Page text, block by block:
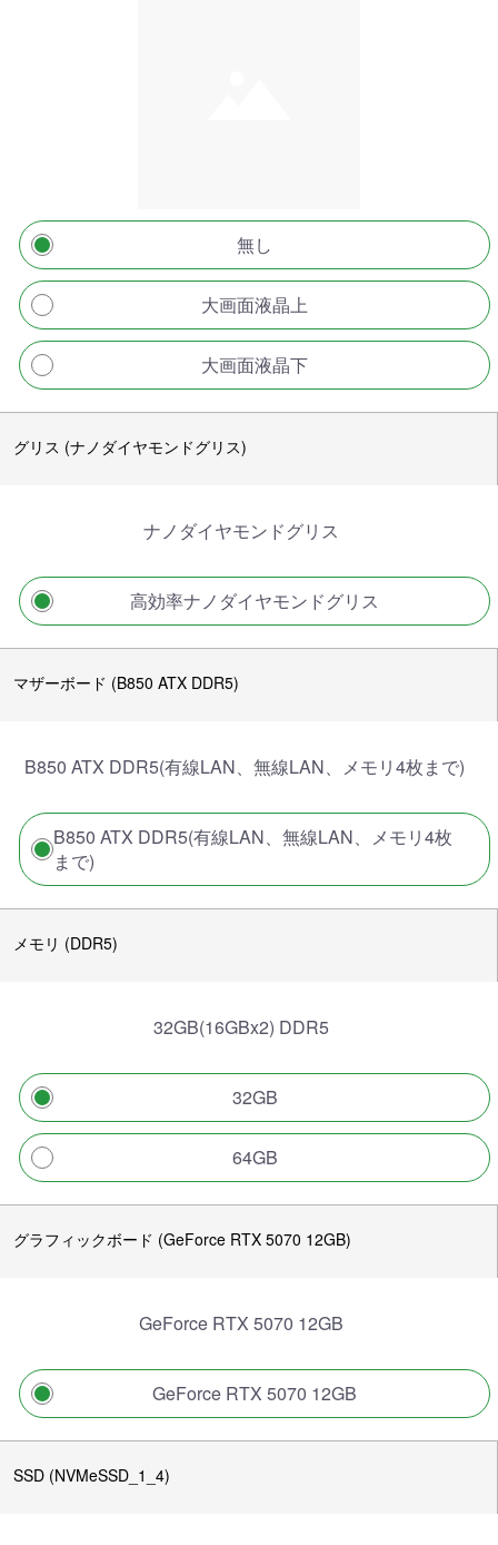
無し
大画面液晶上
大画面液晶下
グリス (ナノダイヤモンドグリス)
ナノダイヤモンドグリス
高効率ナノダイヤモンドグリス
マザーボード (B850 ATX DDR5)
B850 ATX DDR5(有線LAN、無線LAN、メモリ4枚まで)
B850 ATX DDR5(有線LAN、無線LAN、メモリ4枚
まで)
メモリ (DDR5)
32GB(16GBx2) DDR5
32GB
64GB
グラフィックボード (GeForce RTX 5070 12GB)
GeForce RTX 5070 12GB
GeForce RTX 5070 12GB
SSD (NVMeSSD_1_4)